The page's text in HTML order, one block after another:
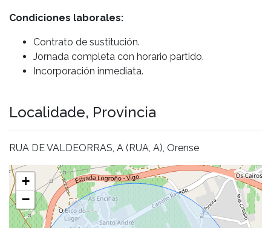
Condiciones laborales:
Contrato de sustitución.
Jornada completa con horario partido.
Incorporación inmediata.
Localidade, Provincia
RUA DE VALDEORRAS, A (RUA, A), Orense
+
−